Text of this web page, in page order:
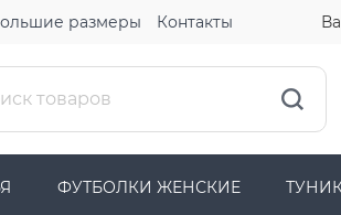
размеры Контакты
ФУТБОЛКИ ЖЕНСКИЕ